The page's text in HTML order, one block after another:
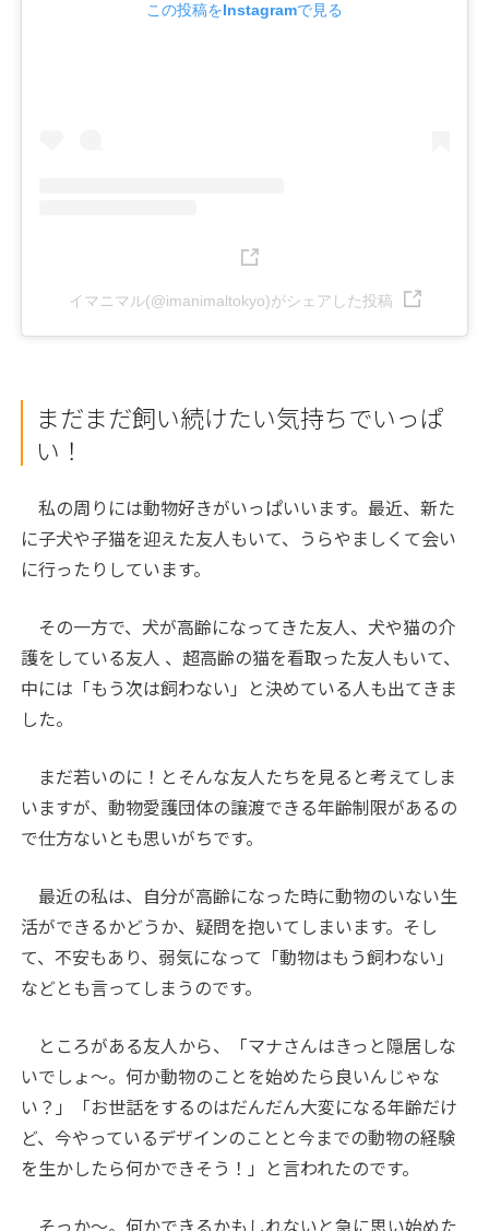
この投稿をInstagramで見る
イマニマル(@imanimaltokyo)がシェアした投稿
まだまだ飼い続けたい気持ちでいっぱ
い！
私の周りには動物好きがいっぱいいます。最近、新た
に子犬や子猫を迎えた友人もいて、うらやましくて会い
に行ったりしています。
その一方で、犬が高齢になってきた友人、犬や猫の介
護をしている友人 、超高齢の猫を看取った友人もいて、
中には「もう次は飼わない」と決めている人も出てきま
した。
まだ若いのに！とそんな友人たちを見ると考えてしま
いますが、動物愛護団体の譲渡できる年齢制限があるの
で仕方ないとも思いがちです。
最近の私は、自分が高齢になった時に動物のいない生
活ができるかどうか、疑問を抱いてしまいます。そし
て、不安もあり、弱気になって「動物はもう飼わない」
などとも言ってしまうのです。
ところがある友人から、「マナさんはきっと隠居しな
いでしょ〜。何か動物のことを始めたら良いんじゃな
い？」「お世話をするのはだんだん大変になる年齢だけ
ど、今やっているデザインのことと今までの動物の経験
を生かしたら何かできそう！」と言われたのです。
そっか〜。何かできるかもしれないと急に思い始めた